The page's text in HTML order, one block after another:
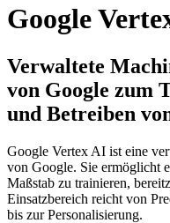
Google
Verwaltete
von Google zum
und Betreiben
Google Vertex AI ist eine
von Google. Sie ermöglicht
Maßstab zu trainieren,
Einsatzbereich reicht von
bis zur Personalisierung.